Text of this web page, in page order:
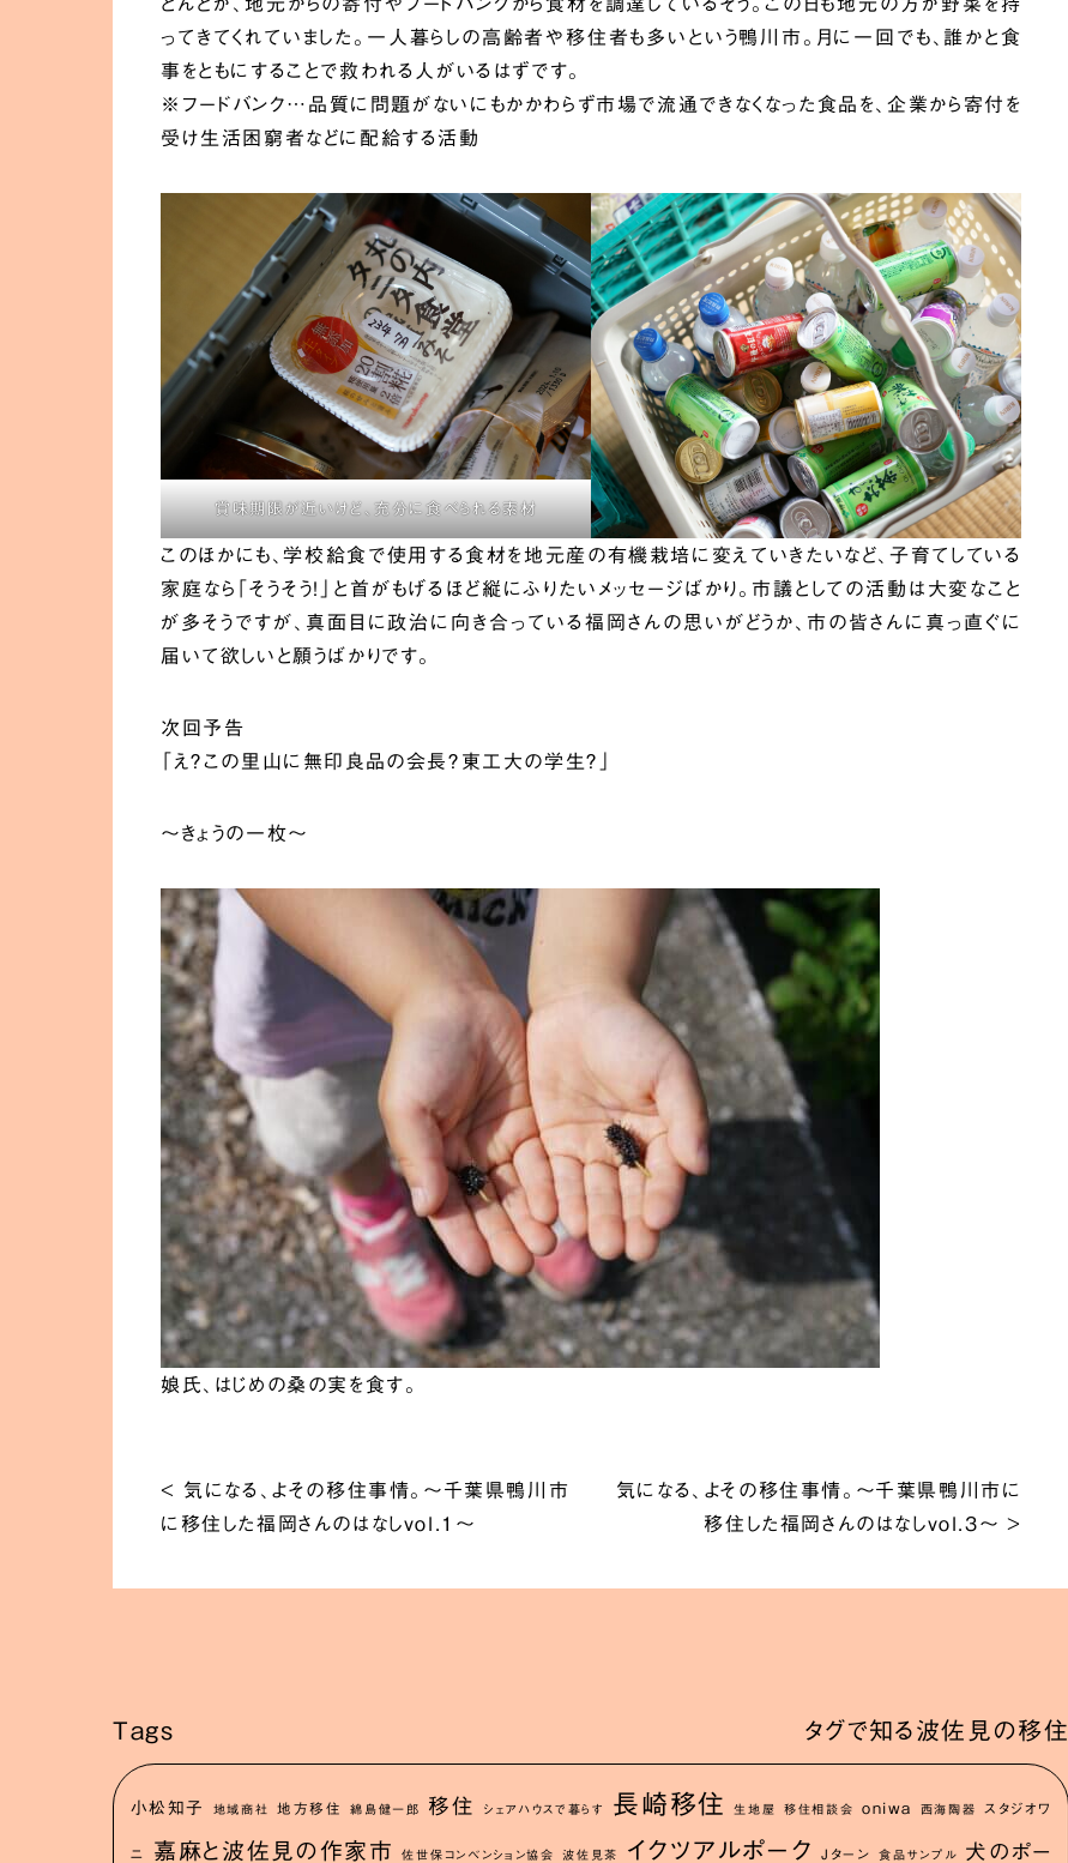
ってきてくれていました。一人暮らしの高齢者や移住者も多いという鴨川市。月に一回でも、誰かと食
事をともにすることで救われる人がいるはずです。
※フードバンク…品質に問題がないにもかかわらず市場で流通できなくなった食品を、企業から寄付を
受け生活困窮者などに配給する活動
賞味期限が近いけど、充分に食べられる素材
このほかにも、学校給食で使用する食材を地元産の有機栽培に変えていきたいなど、子育てしている
家庭なら「そうそう！」と首がもげるほど縦にふりたいメッセージばかり。市議としての活動は大変なこと
が多そうですが、真面目に政治に向き合っている福岡さんの思いがどうか、市の皆さんに真っ直ぐに
届いて欲しいと願うばかりです。
次回予告
「え？この里山に無印良品の会長？東工大の学生？」
〜きょうの一枚〜
娘氏、はじめの桑の実を食す。
< 気になる、よその移住事情。〜千葉県鴨川市
に移住した福岡さんのはなしvol.1〜
気になる、よその移住事情。〜千葉県鴨川市に
移住した福岡さんのはなしvol.3〜 >
Tags タグで知る波佐見の移住
小松知子 地域商社 地方移住 綿島健一郎 移住 シェアハウスで暮らす 長崎移住 生地屋 移住相談会 oniwa 西海陶器 スタジオワ
ニ 嘉麻と波佐見の作家市 佐世保コンベンション協会 波佐見茶 イクツアルポーク Jターン 食品サンプル 犬のポー